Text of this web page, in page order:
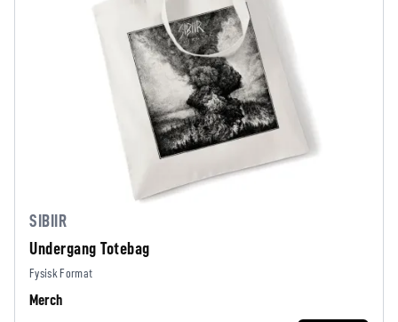
SIBIIR
Undergang Totebag
Fysisk Format
Merch